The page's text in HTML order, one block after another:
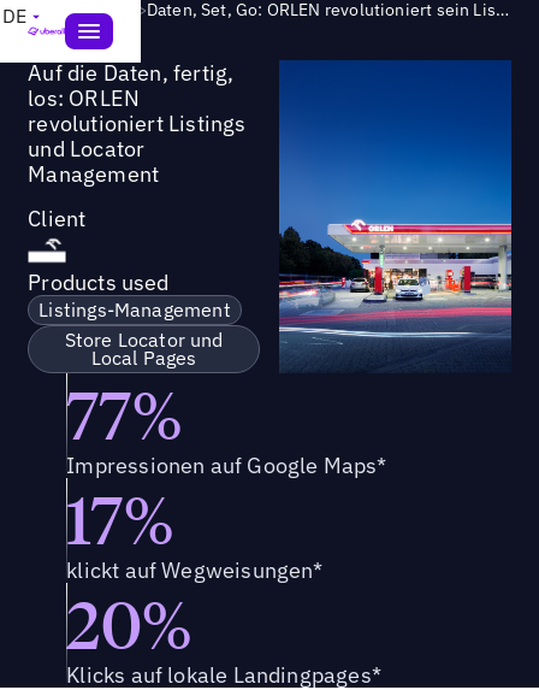
DE Success Story > Daten, Set, Go: ORLEN revolutioniert sein Listings- und Locator-Management
Auf die Daten, fertig,
los: ORLEN
revolutioniert Listings
und Locator
Management
Client
Products used
Listings-Management
Store Locator und
Local Pages
77%
Impressionen auf Google Maps*
17%
klickt auf Wegweisungen*
20%
Klicks auf lokale Landingpages*